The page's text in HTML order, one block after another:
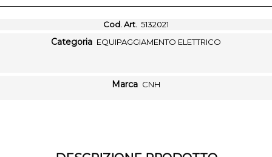
Cod. Art. 5132021
Categoria EQUIPAGGIAMENTO ELETTRICO
Marca CNH